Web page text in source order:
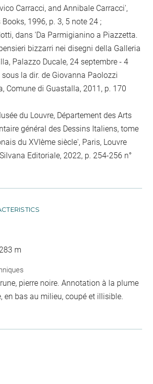
Carracci, and Annibale Carracci',
Books, 1996, p. 3, 5 note 24 ;
dans 'Da Parmigianino a Piazzetta.
bizzarri nei disegni della Galleria
Palazzo Ducale, 24 septembre - 4
la dir. de Giovanna Paolozzi
Comune di Guastalla, 2011, p. 170
du Louvre, Département des Arts
général des Dessins Italiens, tome
du XVIème siècle', Paris, Louvre
Editoriale, 2022, p. 254-256 n°
m
pierre noire. Annotation à la plume
en bas au milieu, coupé et illisible.